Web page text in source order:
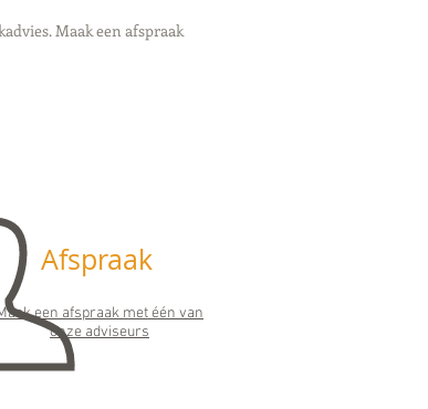
Maak een afspraak
Afspraak
een afspraak met één van
onze adviseurs